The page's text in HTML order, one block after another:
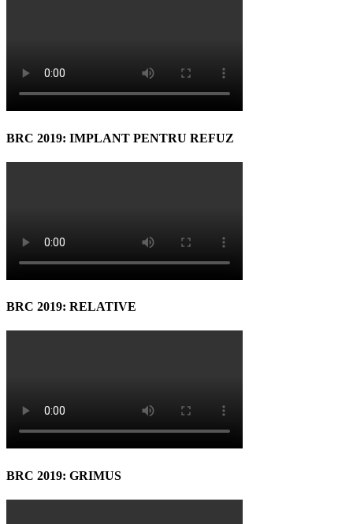
BRC 2019: IMPLANT PENTRU REFUZ
BRC 2019: RELATIVE
BRC 2019: GRIMUS